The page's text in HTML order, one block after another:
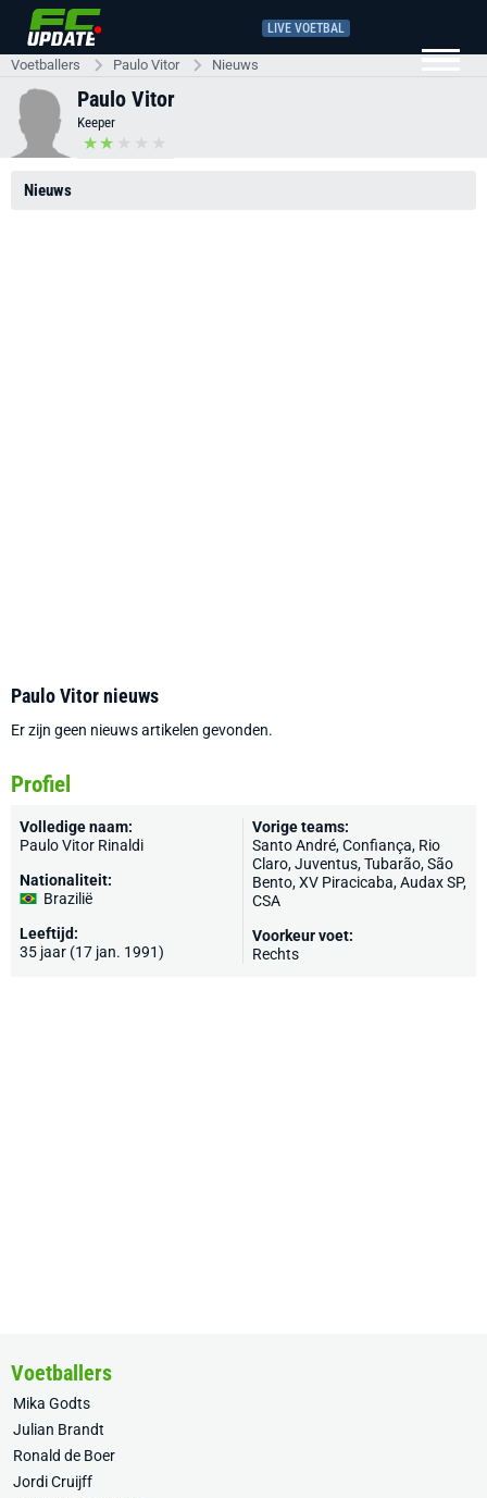
LIVE VOETBAL
Voetballers Paulo Vitor Nieuws
Paulo Vitor
Keeper
Nieuws
Paulo Vitor nieuws
Er zijn geen nieuws artikelen gevonden.
Profiel
Volledige naam:
Paulo Vitor Rinaldi
Nationaliteit:
Brazilië
Leeftijd:
35 jaar (17 jan. 1991)
Vorige teams:
Santo André, Confiança, Rio
Claro, Juventus, Tubarão, São
Bento, XV Piracicaba, Audax SP,
CSA
Voorkeur voet:
Rechts
Voetballers
Mika Godts
Julian Brandt
Ronald de Boer
Jordi Cruijff